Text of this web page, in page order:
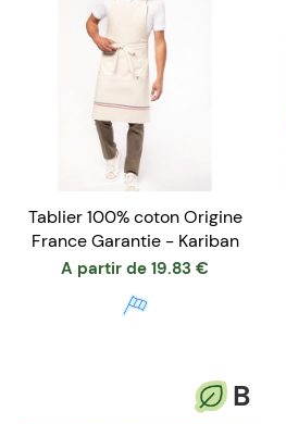
Tablier 100% coton Origine
France Garantie - Kariban
A partir de 19.83 €
B